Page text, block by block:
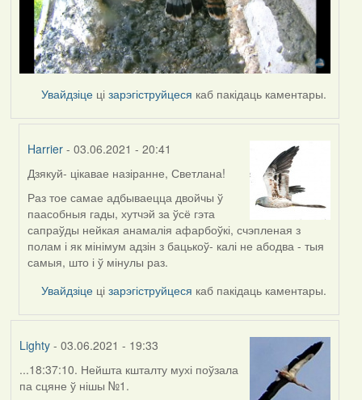
Увайдзіце цізарэгіструйцеся каб пакідаць каментары.
Harrier - 03.06.2021 - 20:41
In
reply
to
by
svetlana
vranova
Дзякуй- цікавае назіранне, Светлана!
Раз тое самае адбываецца двойчы ў
паасобныя гады, хутчэй за ўсё гэта
сапраўды нейкая анамалія афарбоўкі, счэпленая з
полам і як мінімум адзін з бацькоў- калі не абодва - тыя
самыя, што і ў мінулы раз.
Увайдзіце цізарэгіструйцеся каб пакідаць каментары.
Lighty- 03.06.2021 - 19:33
...18:37:10. Нейшта кшталту мухі поўзала
па сцяне ў нішы №1.